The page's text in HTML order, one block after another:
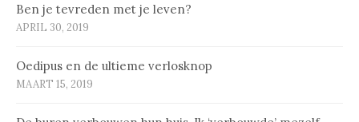
Ben je tevreden met je leven?
APRIL 30, 2019
Oedipus en de ultieme verlosknop
MAART 15, 2019